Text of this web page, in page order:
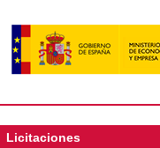
Licitaciones